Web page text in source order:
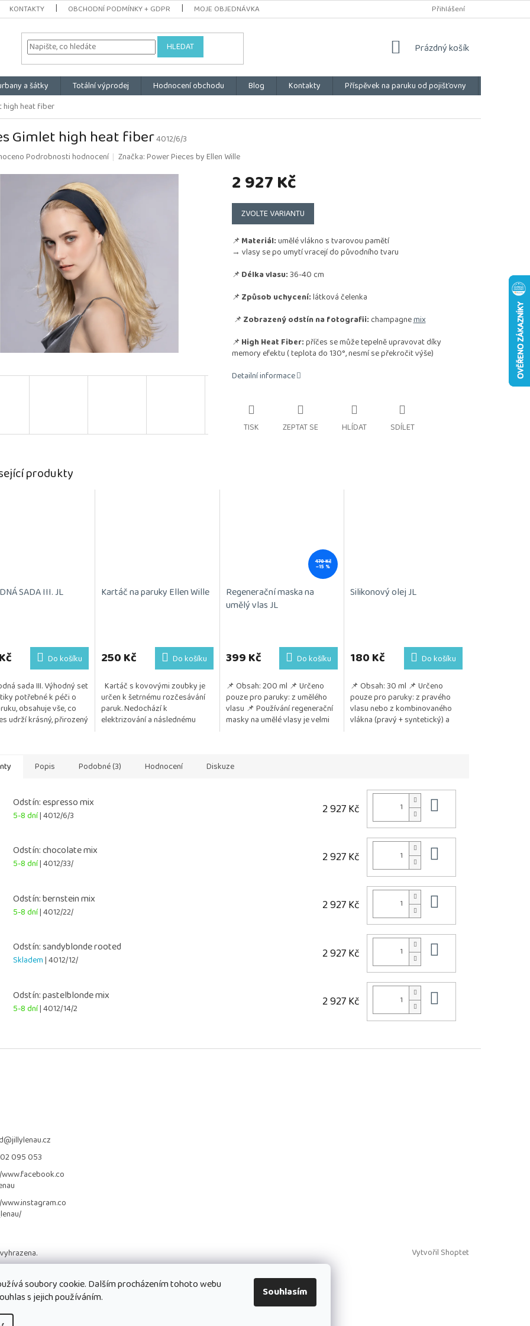
soubory cookie. Dalším procházením tohoto webu
s jejich používáním.
Souhlasím
KONTAKTY OBCHODNÍ PODMÍNKY + GDPR MOJE OBJEDNÁVKA Přihlášení
HLEDAT
NÁKUPNÍ
Prázdný košík
a šátky Totální výprodej Hodnocení obchodu Blog Kontakty Příspěvek na paruku od pojišťovny
high heat fiber
Gimlet high heat fiber4012/6/3
Podrobnosti hodnocení Značka:Power Pieces by Ellen Wille
2 927 Kč
Měrná
cena:
ZVOLTE VARIANTU
📌Materiál:umělé vlákno s tvarovou pamětí
→ vlasy se po umytí vracejí do původního tvaru
📌Délka vlasu:36-40 cm
📌Způsob uchycení:látková čelenka
📌Zobrazený odstín na fotografii: champagnemix
📌High Heat Fiber:příčes se může tepelně upravovat díky
memory efektu( teplota do 130°, nesmí se překročit výše)
Detailní informace
TISK ZEPTAT SE HLÍDAT SDÍLET
produkty
SADA III. JL
Do košíku
sada III. Výhodný set
potřebné k péči o
obsahuje vše, co
udrží krásný, přirozený
Kartáč na paruky Ellen Wille
produktu
je
5
hvězdiček.
250 Kč Do košíku
Kartáč s kovovými zoubky je
určen k šetrnému rozčesávání
paruk. Nedochází k
elektrizování a následnému
470 Kč
–15 %
Regenerační maska na
umělý vlas JL
399 Kč Do košíku
📌 Obsah: 200 ml 📌 Určeno
pouze pro paruky: z umělého
vlasu 📌 Používání regenerační
masky na umělé vlasy je velmi
Silikonový olej JL
180 Kč Do košíku
📌 Obsah: 30 ml 📌 Určeno
pouze pro paruky: z pravého
vlasu nebo z kombinovaného
vlákna (pravý + syntetický) a
Popis Podobné (3) Hodnocení Diskuze
Odstín: espresso mix
5-8 dní| 4012/6/3 2 927 Kč
Odstín: chocolate mix
5-8 dní| 4012/33/ 2 927 Kč
Odstín: bernstein mix
5-8 dní| 4012/22/ 2 927 Kč
Odstín: sandyblonde rooted
Skladem| 4012/12/ 2 927 Kč
Odstín: pastelblonde mix
5-8 dní| 4012/14/2 2 927 Kč
@jillylenau.cz
095 053
Vytvořil Shoptet